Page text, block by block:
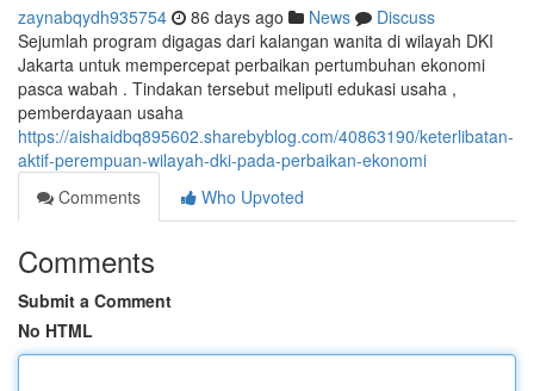
zaynabqydh935754 86 days ago News
Discuss
Sejumlah program digagas dari kalangan wanita di wilayah DKI
Jakarta untuk mempercepat perbaikan pertumbuhan ekonomi
pasca wabah . Tindakan tersebut meliputi edukasi usaha ,
pemberdayaan usaha
https://aishaidbq895602.sharebyblog.com/40863190/keterlibatan-
aktif-perempuan-wilayah-dki-pada-perbaikan-ekonomi
Comments
Who Upvoted
Comments
Submit a Comment
No HTML